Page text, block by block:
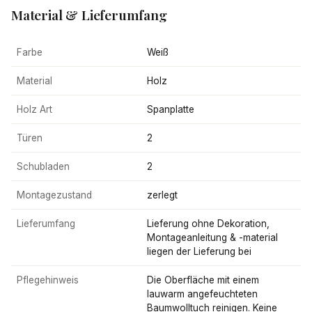
Material & Lieferumfang
Farbe Weiß
Material Holz
Holz Art Spanplatte
Türen 2
Schubladen 2
Montagezustand zerlegt
Lieferumfang
Lieferung ohne Dekoration,
Montageanleitung & -material
liegen der Lieferung bei
Pflegehinweis
Die Oberfläche mit einem
lauwarm angefeuchteten
Baumwolltuch reinigen. Keine